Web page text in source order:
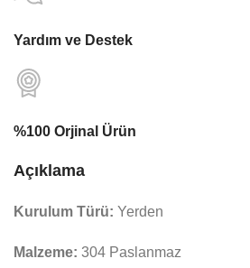
Yardım ve Destek
%100 Orjinal Ürün
Açıklama
Kurulum Türü: Yerden
Malzeme: 304 Paslanmaz